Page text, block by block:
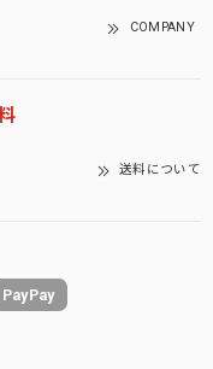
COMPANY
送料について
PayPay